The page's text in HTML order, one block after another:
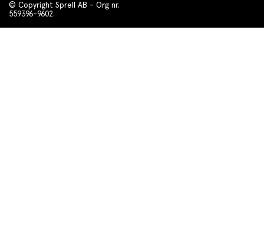
© Copyright Sprell AB - Org nr.
559396-9602.